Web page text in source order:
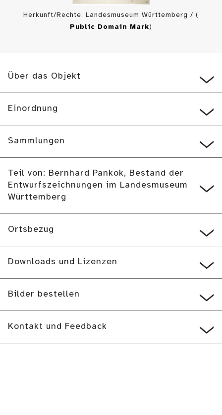
Herkunft/Rechte: Landesmuseum Württemberg / (
Public Domain Mark)
Über das Objekt
Einordnung
Sammlungen
Teil von: Bernhard Pankok, Bestand der
Entwurfszeichnungen im Landesmuseum
Württemberg
Ortsbezug
Downloads und Lizenzen
Bilder bestellen
Kontakt und Feedback